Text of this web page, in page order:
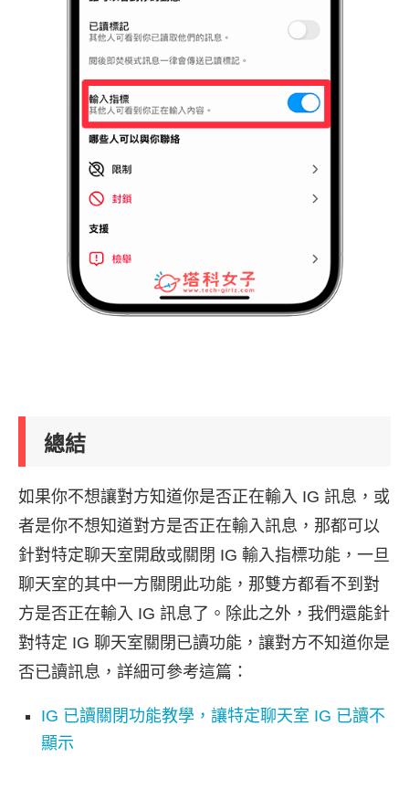
總結
如果你不想讓對方知道你是否正在輸入 IG 訊息，或
者是你不想知道對方是否正在輸入訊息，那都可以
針對特定聊天室開啟或關閉 IG 輸入指標功能，一旦
聊天室的其中一方關閉此功能，那雙方都看不到對
方是否正在輸入 IG 訊息了。除此之外，我們還能針
對特定 IG 聊天室關閉已讀功能，讓對方不知道你是
否已讀訊息，詳細可參考這篇：
IG 已讀關閉功能教學，讓特定聊天室 IG 已讀不
顯示